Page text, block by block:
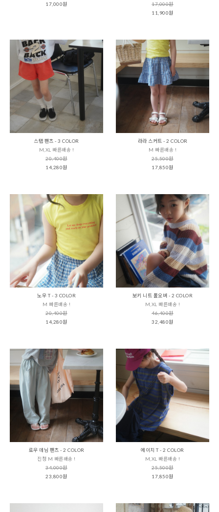
17,000원
17,000원
11,900원
스탭 팬츠 - 3 COLOR
M,XL 빠른배송 !
20,400원
14,280원
라라 스커트 - 2 COLOR
M 빠른배송 !
25,500원
17,850원
노우 T - 3 COLOR
M 빠른배송 !
20,400원
14,280원
보키 니트 풀오버 - 2 COLOR
M,XL 빠른배송 !
46,400원
32,480원
로우 데님 팬츠 - 2 COLOR
진청 M 빠른배송 !
34,000원
23,800원
에이치 T - 2 COLOR
M,XL 빠른배송 !
25,500원
17,850원